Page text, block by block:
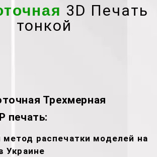
3D Печать
тонкой
Трехмерная
печать:
распечатки моделей на
Украине